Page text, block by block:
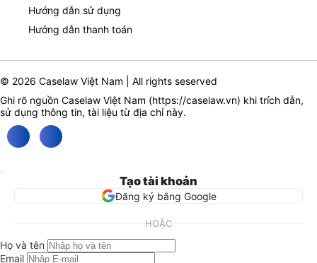
Hướng dẫn sử dụng
Hướng dẫn thanh toán
© 2026 Caselaw Việt Nam | All rights seserved
Ghi rõ nguồn Caselaw Việt Nam (https://caselaw.vn) khi trích dẫn,
sử dụng thông tin, tài liệu từ địa chỉ này.
Tạo tài khoản
Đăng ký bằng Google
HOẶC
Họ và tên
Email